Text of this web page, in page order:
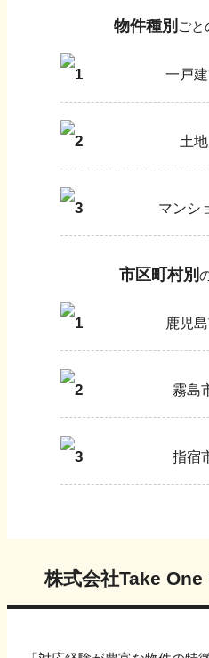
物件種別 ごと
1 一戸
2 土地
3 マンシ
市区町村別
1 鹿児
2 霧島
3 指宿
株式会社Take One